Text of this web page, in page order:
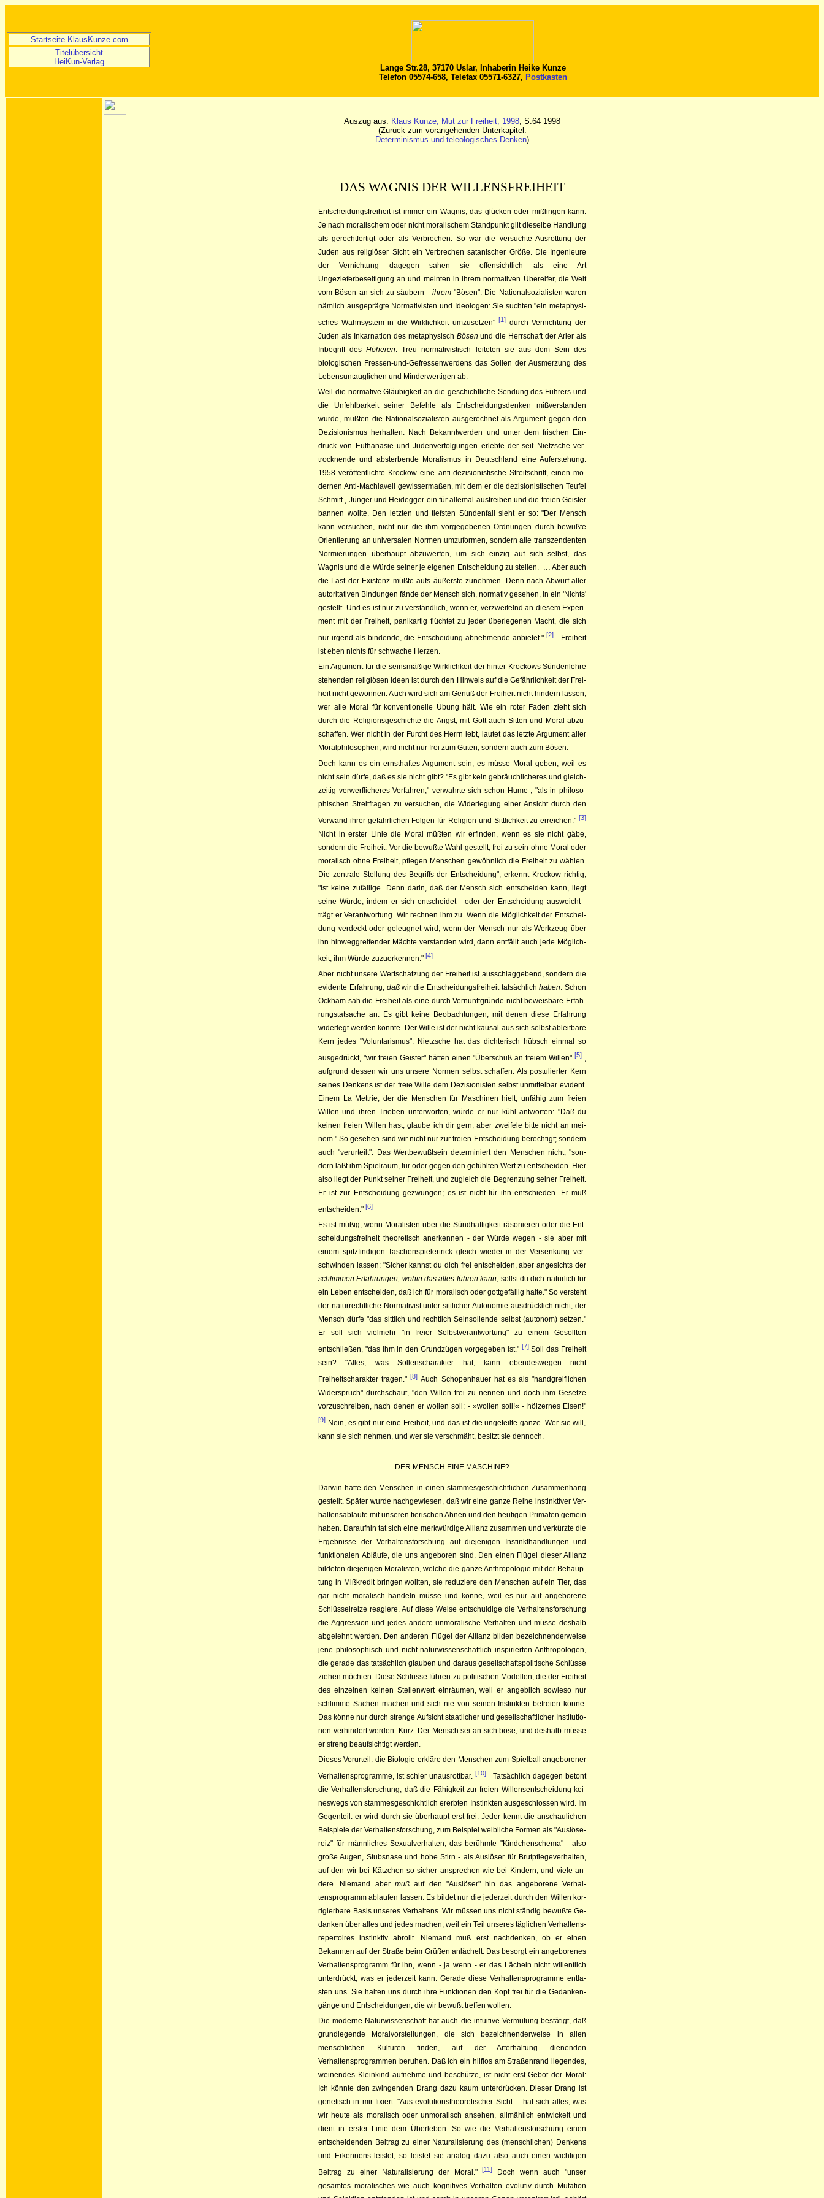
Startseite KlausKunze.com
Titelübersicht
HeiKun-Verlag
Lange Str.28, 37170 Uslar, Inhaberin Heike Kunze
Telefon 05574-658, Telefax 05571-6327, Postkasten
Auszug aus: Klaus Kunze, Mut zur Freiheit, 1998, S.64 1998
(Zurück zum vorangehenden Unterkapitel:
Determinismus und teleologisches Denken)
DAS WAGNIS DER WILLENSFREIHEIT
Entscheidungsfreiheit ist immer ein Wagnis, das glücken oder miß­lingen kann.
Je nach moralischem oder nicht moralischem Standpunkt gilt dieselbe Handlung
als ge­rechtfertigt oder als Verbrechen. So war die versuchte Ausrot­tung der
Juden aus reli­giöser Sicht ein Verbre­chen satanischer Größe. Die Ingenieure
der Vernichtung da­ge­gen sa­hen sie offensichtlich als eine Art
Ungezieferbeseitigung an und mein­ten in ih­rem normativen Übereifer, die Welt
vom Bösen an sich zu säubern - ihrem"Bösen". Die Nationalsoziali­sten waren
nämlich aus­ge­prägte Normativisten und Ideologen: Sie suchten "ein meta­phy­si­­
sches Wahnsystem in die Wirk­lich­keit umzu­setzen"[1] durch Ver­nich­­tung der
Juden als Inkarnation des metaphysisch Bösen und die Herr­schaft der Arier als
Inbegriff desHö­heren. Treu normativistisch lei­teten sie aus dem Sein des
biologischen Fressen-und-Ge­fres­sen­werdens das Sollen der Aus­merzung des
Lebens­untauglichen und Minderwertigen ab.
Weil die normative Gläubigkeit an die geschichtliche Sendung des Fü­h­­rers und
die Unfehlbarkeit seiner Befehle als Ent­schei­dungs­den­ken miß­­ver­standen
wurde, mußten die Nationalsozialisten aus­ge­rech­net als Argument ge­gen den
De­­zi­­­sio­nis­­mus herhal­ten: Nach Be­kannt­wer­­den und un­ter dem fri­­schen Ein­­
druck von Eu­tha­na­sie und Ju­den­ver­­fol­­gungen erlebte der seit Nietz­­sche ver­
trocknende und ab­ster­ben­de Mo­ralis­mus in Deut­sch­­land eine Auf­er­ste­hung.
1958 ver­­öf­fent­lich­te Krockoweine an­ti-de­­­zi­sio­nisti­sche Streit­­schrift, einen mo­­
dernen An­­ti-Machiavell ge­wis­ser­maßen, mit dem er die de­zi­sio­ni­sti­schen Teu­­fel
Schmitt , Jün­gerund Hei­deg­ger ein für al­le­mal aus­trei­ben und die frei­en Geister
ban­nen woll­te. Den letz­ten und tiefsten Sün­denfall sieht er so: "Der Mensch
kann ver­su­chen, nicht nur die ihm vor­ge­ge­be­nen Ordnungen durch bewuß­te
Ori­en­tie­rung an uni­ver­sa­len Nor­men um­zuformen, sondern alle trans­zen­den­ten
Nor­mie­run­gen über­haupt ab­zu­werfen, um sich einzig auf sich selbst, das
Wagnis und die Wür­de seiner je ei­ge­­nen Ent­schei­dung zu stellen. ... Aber auch
die Last der Exi­stenz müß­­te aufs äu­ßer­ste zu­­neh­men. Denn nach Ab­wurf aller
au­toritativen Bindun­gen fän­de der Mensch sich, norma­tiv ge­se­hen, in ein 'Nichts'
ge­­­stellt. Und es ist nur zu verständlich, wenn er, ver­­zwei­felnd an die­sem Ex­pe­ri­
ment mit der Frei­heit, pa­nik­ar­tig flüch­tet zu je­der über­le­ge­­nen Macht, die sich
nur ir­gend als bin­den­de, die Ent­­schei­dung ab­neh­­­mende an­bie­tet." [2] - Frei­heit
ist eben nichts für schwa­­che Herzen.
Ein Argument für die seinsmäßige Wirklichkeit der hinter Kroc­kows Sün­den­leh­re
stehenden religiösen Ideen ist durch den Hin­weis auf die Gefähr­lichkeit der Frei­
heit nicht ge­won­nen. Auch wird sich am Genuß der Freiheit nicht hindern lassen,
wer alle Mo­ral für kon­ven­tionelle Übung hält. Wie ein roter Fa­den zieht sich
durch die Religions­geschichte die Angst, mit Gott auch Sitten und Mo­ral ab­zu­
schaf­­fen. Wer nicht in der Furcht des Herrn lebt, lautet das letzte Ar­gu­­ment aller
Mo­ral­phi­lo­sophen, wird nicht nur frei zum Gu­ten, son­dern auch zum Bösen.
Doch kann es ein ernst­haftes Ar­gu­ment sein, es müsse Moral geben, weil es
nicht sein dürfe, daß es sie nicht gibt? "Es gibt kein ge­bräuch­li­cheres und gleich­
zei­tig ver­werf­li­che­res Ver­fah­ren," verwahrte sich schon Hume
, "als in phi­lo­so­
phi­schen Streit­fra­gen zu versuchen, die Wi­derlegung einer An­sicht durch den
Vor­wand ih­rer ge­fähr­lichen Fol­gen für Religion und Sitt­­lichkeit zu er­rei­chen." [3]
Nicht in erster Linie die Moral müßten wir erfinden, wenn es sie nicht gäbe,
sondern die Freiheit. Vor die be­wußte Wahl gestellt, frei zu sein oh­ne Mo­ral oder
mo­ra­lisch ohne Freiheit, pfle­gen Men­schen ge­wöhn­lich die Freiheit zu wäh­len.
Die zentrale Stel­lung des Be­griffs der Ent­schei­dung", er­kennt Krockow richtig,
"ist keine zu­fäl­li­ge. Denn darin, daß der Mensch sich ent­scheiden kann, liegt
seine Wür­­de; in­dem er sich ent­scheidet - oder der Ent­schei­dung ausweicht -
trägt er Ver­ant­wor­­tung. Wir rech­nen ihm zu. Wenn die Möglichkeit der Ent­schei­
dung verdeckt oder ge­­leugnet wird, wenn der Mensch nur als Werk­zeug über
ihn hin­weg­grei­fender Mäch­te verstanden wird, dann entfällt auch jede Mög­lich­
keit, ihm Wür­de zuzuerkennen." [4]
Aber nicht unsere Wertschätzung der Freiheit ist ausschlagge­bend, son­dern die
evidente Er­fah­rung, daßwir die Entscheidungsfrei­heit tatsächlichhaben . Schon
Ock­ham sah die Freiheit als eine durch Ver­nunft­gründe nicht beweis­bare Erfah­
rungstatsa­che an. Es gibt keine Beob­achtungen, mit denen diese Er­fahrung
wider­legt werden könnte. Der Wille ist der nicht kausal aus sich selbst ableitbare
Kern jedes "Vo­­lun­tarismus". Nietzsche hat das dich­te­risch hübsch einmal so
aus­­ge­drückt, "wir freien Geister" hätten einen "Über­­schuß an freiem Wil­len" [5]
auf­grund dessen wir uns unsere Nor­men selbst schaffen. Alspostulierter Kern
seines Den­kens ist der freie Wille dem De­zi­sio­­ni­sten selbst unmittelbar evi­­dent.
Einem La Mettrie, der die Men­schen für Ma­schinen hielt, unfähig zum frei­en
Willen und ihren Trie­ben unter­worfen, würde er nur kühl ant­wor­ten: "Daß du
keinen frei­en Wil­­len hast, glaube ich dir gern, aber zwei­fe­le bitte nicht an mei­
nem." So ge­se­hen sind wir nicht nur zur freien Ent­schei­dung berechtigt; sondern
auch "ver­ur­teilt": Das Wertbe­wußtsein de­ter­­miniert den Men­schen nicht, "son­
dern läßt ihm Spielraum, für oder ge­­gen den gefühlten Wert zu ent­scheiden. Hier
al­so liegt der Punkt sei­ner Frei­heit, und zugleich die Be­grenzung sei­ner Freiheit.
Er ist zur Ent­­schei­dung gezwungen; es ist nicht für ihn ent­schieden. Er muß
entschei­den." [6]
Es ist müßig, wenn Mo­ralisten über die Sünd­haf­tig­keit räsonieren oder die Ent­
schei­dungs­freiheit theo­retisch an­er­kennen - der Würde we­gen - sie aber mit
einem spitzfindigen Ta­schen­spie­ler­trick gleich wie­der in der Ver­sen­kung ver­
schwin­den las­sen: "Sicher kannst du dich frei entscheiden, aber ange­sichts der
schlimmen Er­fah­run­gen, wo­hin das alles führen kann, sollst du dich na­tür­lich für
ein Leben ent­scheiden, daß ich für mo­ra­li­sch oder gott­gefällig halte." So ver­steht
der naturrechtli­che Norma­tivist unter sittlicher Autonomie aus­drück­lich nicht, der
Mensch dürfe "das sittlich und rechtlich Sein­sol­lende selbst (autonom) setzen."
Er soll sich viel­mehr "in freier Selbst­verant­wor­tung" zu einem Gesollten
entschließen, "das ihm in den Grund­zü­gen vor­ge­ge­ben ist." [7] Soll das Freiheit
sein? "Alles, was Sol­lenscha­rakter hat, kann eben­des­wegen nicht
Freiheitscharak­ter tragen."[8] Auch Schopen­hauer hat es als "hand­greifli­chen
Wider­spruch" durch­schaut, "den Willen frei zu nen­nen und doch ihm Ge­setze
vor­zu­schrei­ben, nach denen er wollen soll: - »wollen soll!« - hölzernes Eisen!"
[9] Nein, es gibt nur ei­ne Freiheit, und das ist die un­geteilte gan­ze. Wer sie will,
kann sie sich nehmen, und wer sie ver­schmäht, be­sitzt sie den­noch.
DER MENSCH EINE MASCHINE?
Darwin hatte den Menschen in einen stam­mes­ge­schicht­lichen Zu­sam­­men­hang
gestellt. Später wurde nachgewiesen, daß wir eine gan­ze Reihe in­stink­tiver Ver­
hal­tensabläufe mit unseren tie­rischen Ah­nen und den heu­ti­gen Pri­maten gemein
haben. Daraufhin tat sich eine merk­­wür­dige Al­lianz zu­sammen und verkürzte die
Er­geb­nisse der Ver­­hal­tens­for­schung auf diejeni­gen Instinkt­hand­lungen und
funk­tio­na­­len Ab­­läufe, die uns angeboren sind. Den einen Flü­gel dieser Al­li­anz
bil­deten die­jeni­gen Morali­sten, welche die ganze An­thropologie mit der Behaup­
tung in Mißkredit bringen woll­ten, sie reduziere den Men­­­schen auf ein Tier, das
gar nicht moralisch han­deln müsse und kön­ne, weil es nur auf angeborene
Schlüssel­reize reagiere. Auf diese Wei­­­se ent­schuldige die Verhaltensforschung
die Ag­gression und jedes an­­de­re unmora­lische Verhalten und müsse deshalb
abgelehnt werden. Den an­de­ren Flügel der Allianz bilden bezeichnenderweise
jene phi­lo­so­phisch und nicht naturwissen­schaft­lich inspi­rierten An­thropologen,
die ge­ra­de das tatsächlich glauben und daraus ge­sellschaftspolitische Schlüsse
zie­­­hen möchten. Diese Schlüsse füh­ren zu politischen Mo­del­len, die der Frei­heit
des einzelnen kei­nen Stellenwert einräumen, weil er an­geb­­­­­lich sowieso nur
schlimme Sachen machen und sich nie von seinen In­­stinkten befreien könne.
Das könne nur durch strenge Auf­sicht staat­­­licher und gesellschaftli­cher In­sti­tu­tio­­
nen ver­hin­dert werden. Kurz: Der Mensch sei an sich böse, und des­­halb müsse
er streng be­­auf­­sich­tigt wer­den.
Dieses Vorurteil: die Bio­lo­gie er­kläre den Menschen zum Spiel­ball an­ge­bore­ner
Ver­hal­tens­pro­gramme, ist schier unaus­rott­bar. [10]
Tat­säch­­­lich dage­gen betont
die Ver­haltensforschung, daß die Fähigkeit zur freien Willensent­schei­dung kei­
neswegs von stammesge­schichtlich er­­erbten Instinkten aus­ge­schlos­sen wird. Im
Ge­gen­­teil: er wird durch sie überhaupt erst frei. Jeder kennt die an­schau­lichen
Bei­spiele der Ver­­haltens­forschung, zum Bei­spiel weibliche Formen als "Aus­lö­se­
reiz" für männliches Sexual­ver­halten, das be­rühm­­te "Kind­chen­sche­ma" - also
große Augen, Stubsnase und hohe Stirn - als Auslö­ser für Brut­­pfle­geverhalten,
auf den wir bei Kätzchen so sicher an­sprechen wie bei Kindern, und viele an­
dere. Niemand aber mußauf den "Aus­lö­ser" hin das angeborene Ver­hal­
tensprogramm ab­lau­­fen las­sen. Es bil­det nur die jeder­zeit durch den Willen kor­
ri­gier­ba­re Basis unseres Ver­­hal­tens. Wir müssen uns nicht ständig be­wuß­te Ge­
danken über alles und jedes machen, weil ein Teil un­seres tägli­chen Ver­hal­tens­­
reper­­toires instinktiv ab­rollt. Nie­mand muß erst nach­den­ken, ob er einen
Bekann­ten auf der Straße beim Grüßen anlächelt. Das be­sorgt ein an­geborenes
Ver­hal­tens­pro­gramm für ihn, wenn - ja wenn - er das Lä­­cheln nicht willentlich
unter­drückt, was er jeder­zeit kann. Ge­rade die­­se Ver­hal­tensprogramme ent­la­
sten uns. Sie halten uns durch ihre Funk­­tio­nen den Kopf frei für die Gedanken­
gänge und Ent­schei­dungen, die wir be­wußt treffen wol­len.
Die moderne Naturwissenschaft hat auch die intuitive Vermutung bestätigt, daß
grundlegende Moralvorstellungen, die sich bezeichnenderweise in allen
mensch­lichen Kulturen finden, auf der Arterhaltung dienenden
Verhaltensprogrammen be­ru­hen. Daß ich ein hilflos am Straßenrand liegendes,
weinendes Kleinkind auf­nehme und beschütze, ist nicht erst Gebot der Moral:
Ich könnte den zwingenden Drang dazu kaum unterdrücken. Dieser Drang ist
genetisch in mir fixiert. "Aus evolutions­­theoretischer Sicht ... hat sich alles, was
wir heute als moralisch oder unmoralisch ansehen, allmählich entwickelt und
dient in erster Linie dem Überleben. So wie die Verhaltensforschung einen
entscheidenden Beitrag zu einer Naturalisierung des (menschlichen) Denkens
und Erkennens leistet, so leistet sie analog dazu also auch einen wichtigen
Beitrag zu einer Naturalisierung der Moral."
[11]
Doch wenn auch "unser
gesamtes moralisches wie auch kognitives Verhalten evolutiv durch Mutation